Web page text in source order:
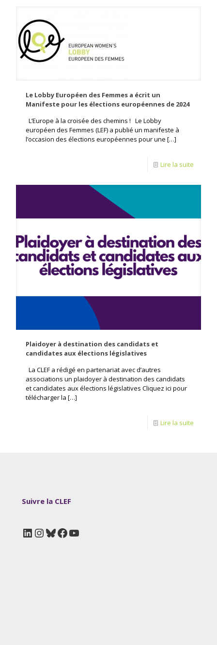
Le Lobby Européen des Femmes a écrit un
Manifeste pour les élections européennes de 2024
L’Europe à la croisée des chemins ! Le Lobby
européen des Femmes (LEF) a publié un manifeste à
l’occasion des élections européennes pour une […]
Lire la suite
Plaidoyer à destination des candidats et
candidates aux élections législatives
La CLEF a rédigé en partenariat avec d’autres
associations un plaidoyer à destination des candidats
et candidates aux élections législatives Cliquez ici pour
télécharger la […]
Lire la suite
Suivre la CLEF
LinkedIn
Instagram
Bluesky
Facebook
YouTube